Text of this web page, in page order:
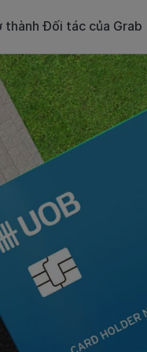
thành Đối tác của Grab